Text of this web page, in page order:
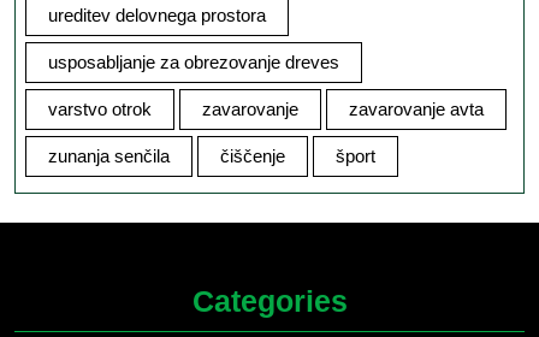
ureditev delovnega prostora
usposabljanje za obrezovanje dreves
varstvo otrok zavarovanje zavarovanje avta
zunanja senčila čiščenje šport
Categories